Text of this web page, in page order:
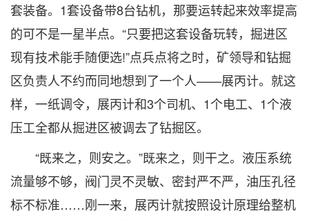
套装备。1套设备带8台钻机，那要运转起来效率提高
的可不是一星半点。“只要把这套设备玩转，掘进区
现有技术能手随便选!”点兵点将之时，矿领导和钻掘
区负责人不约而同地想到了一个人——展丙计。就这
样，一纸调令，展丙计和3个司机、1个电工、1个液
压工全都从掘进区被调去了钻掘区。
“既来之，则安之。”既来之，则干之。液压系统
流量够不够，阀门灵不灵敏、密封严不严，油压孔径
标不标准……刚一来，展丙计就按照设计原理给整机